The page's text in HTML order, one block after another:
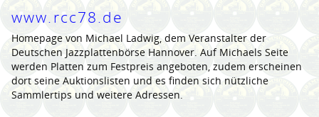
www.rcc78.de
Homepage von Michael Ladwig, dem Veranstalter der
Deutschen Jazzplattenbörse Hannover. Auf Michaels Seite
werden Platten zum Festpreis angeboten, zudem erscheinen
dort seine Auktionslisten und es finden sich nützliche
Sammlertips und weitere Adressen.